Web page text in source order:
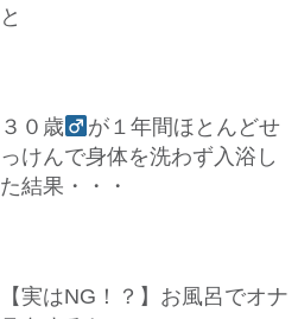
と
３０歳
が１年間ほとんどせ
っけんで身体を洗わず入浴し
た結果・・・
【実はNG！？】お風呂でオナ